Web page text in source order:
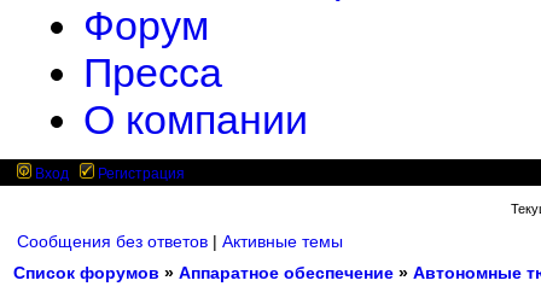
Форум
Пресса
О компании
Вход Регистрация
Сообщения без ответов | Активные темы
Список форумов » Аппаратное обеспечение » Автономные